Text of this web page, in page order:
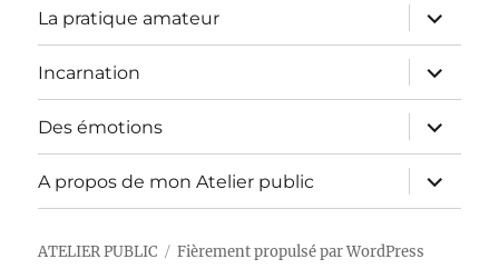
La pratique amateur
ouvrir
le
sous-
menu
Incarnation
ouvrir
le
sous-
menu
Des émotions
ouvrir
le
sous-
menu
A propos de mon Atelier public
ouvrir
le
sous-
ATELIER PUBLIC Fièrement propulsé par WordPress